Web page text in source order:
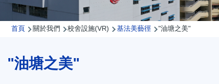
導
連
首頁 關於我們 校舍設施(VR) 基法美藝徑 "油塘之美"
"油塘之美"